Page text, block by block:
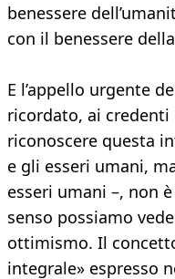
benessere
con il benessere
E l’appello urgente
ricordato, ai credenti
riconoscere questa
e gli esseri umani,
esseri umani –, non
senso possiamo
ottimismo. Il
integrale» espresso